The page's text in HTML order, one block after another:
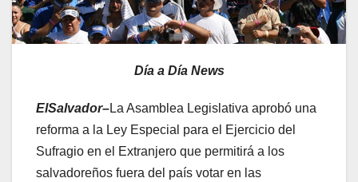
Día a Día News
ElSalvador–La Asamblea Legislativa aprobó una
reforma a la Ley Especial para el Ejercicio del
Sufragio en el Extranjero que permitirá a los
salvadoreños fuera del país votar en las